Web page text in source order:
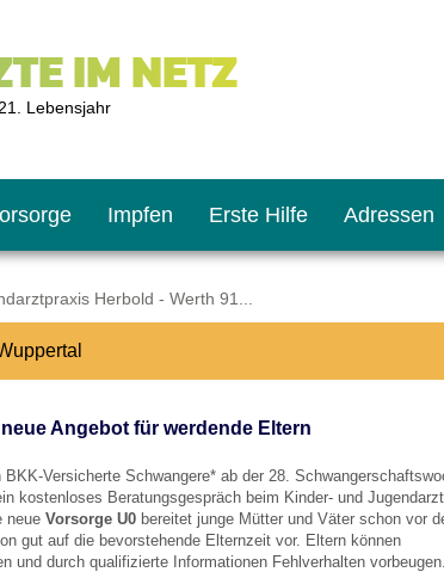
IM NETZ
Lebensjahr
Impfen Erste Hilfe Adressen
Herbold - Werth 91...
Angebot für werdende Eltern
Versicherte Schwangere* ab der 28.
kostenloses Beratungsgespräch beim Kinder- und
neue Vorsorge U0 bereitet junge Mütter und Väter schon vor
gut auf die bevorstehende Elternzeit vor. Eltern können
und durch qualifizierte Informationen Fehlverhalten vorbeugen.